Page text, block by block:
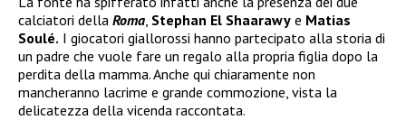
calciatori della Roma Stephan El Shaarawy e Matias
Soulé. I giocatori giallorossi hanno partecipato alla storia di
un padre che vuole fare un regalo alla propria figlia dopo la
perdita della mamma. Anche qui chiaramente non
mancheranno lacrime e grande commozione, vista la
delicatezza della vicenda raccontata.